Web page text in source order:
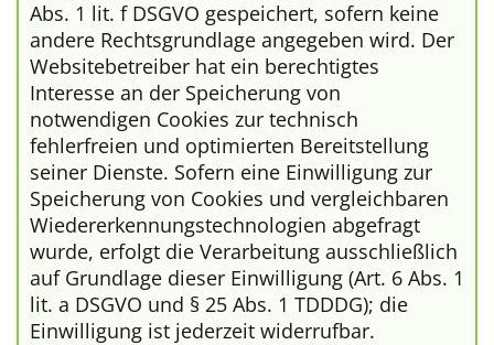
Abs. 1 lit. f DSGVO gespeichert, sofern keine
andere Rechtsgrundlage angegeben wird. Der
Websitebetreiber hat ein berechtigtes
Interesse an der Speicherung von
notwendigen Cookies zur technisch
fehlerfreien und optimierten Bereitstellung
seiner Dienste. Sofern eine Einwilligung zur
Speicherung von Cookies und vergleichbaren
Wiedererkennungstechnologien abgefragt
wurde, erfolgt die Verarbeitung ausschließlich
auf Grundlage dieser Einwilligung (Art. 6 Abs. 1
lit. a DSGVO und § 25 Abs. 1 TDDDG); die
Einwilligung ist jederzeit widerrufbar.